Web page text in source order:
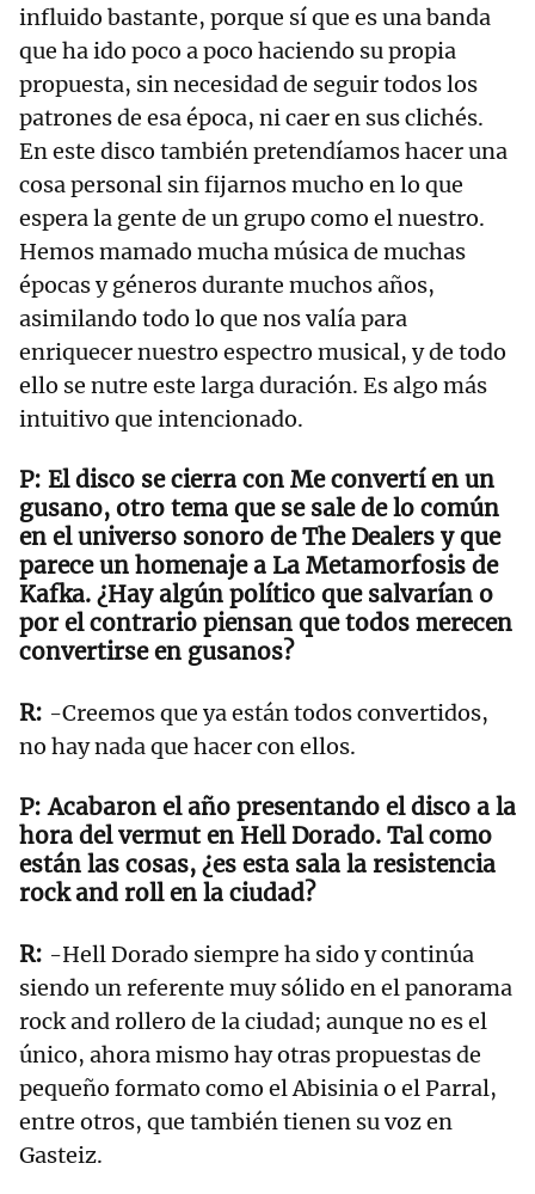
influido bastante, porque sí que es una banda
que ha ido poco a poco haciendo su propia
propuesta, sin necesidad de seguir todos los
patrones de esa época, ni caer en sus clichés.
En este disco también pretendíamos hacer una
cosa personal sin fijarnos mucho en lo que
espera la gente de un grupo como el nuestro.
Hemos mamado mucha música de muchas
épocas y géneros durante muchos años,
asimilando todo lo que nos valía para
enriquecer nuestro espectro musical, y de todo
ello se nutre este larga duración. Es algo más
intuitivo que intencionado.
El disco se cierra con Me convertí en un
gusano, otro tema que se sale de lo común
en el universo sonoro de The Dealers y que
parece un homenaje a La Metamorfosis de
Kafka. ¿Hay algún político que salvarían o
por el contrario piensan que todos merecen
convertirse en gusanos?
-Creemos que ya están todos convertidos,
no hay nada que hacer con ellos.
Acabaron el año presentando el disco a la
hora del vermut en Hell Dorado. Tal como
están las cosas, ¿es esta sala la resistencia
rock and roll en la ciudad?
-Hell Dorado siempre ha sido y continúa
siendo un referente muy sólido en el panorama
rock and rollero de la ciudad; aunque no es el
único, ahora mismo hay otras propuestas de
pequeño formato como el Abisinia o el Parral,
entre otros, que también tienen su voz en
Gasteiz.